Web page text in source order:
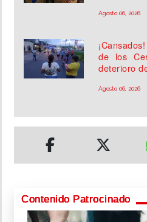
Agosto 06, 2026
de los
deterioro
Agosto 06, 2026
Contenido Patrocinado